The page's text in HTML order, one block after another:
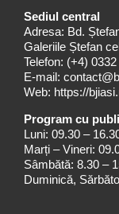
Sediul central
Adresa: Bd.
Galeriile Ștefan
Telefon: (+4)
E-mail:
Web: https://
Program cu
Luni: 09.30 –
Marți – Vineri:
Sâmbătă: 8.30 –
Duminică,